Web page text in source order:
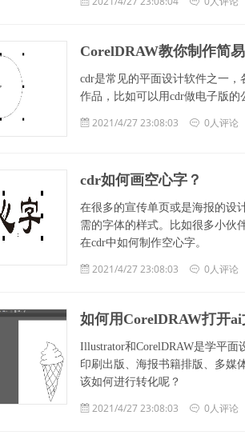
CorelDRAW教你制作简
cdr是常见的平面设计软件之一
作品，比如可以用cdr做电子版的
2021/4/27 23:08:03 0人评论
cdr如何画空心字？
在很多的宣传单页或是海报的设
需的字体的样式。比如很多小伙
在cdr中如何制作空心字。
2021/4/27 23:08:03 0人评论
如何用CorelDRAW打开ai
Illustrator和CorelDRAW是学平
印刷出版、海报书籍排版、多媒
该如何进行转化呢？
2021/4/27 23:08:03 0人评论